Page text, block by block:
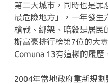
第二大城市，同時也是罪
最危險地方」，一年發生
槍戰、綁架、暗殺是居民
斯富豪排行榜第7位的大
Comuna 13有這樣的履歷
2004年當地政府重新規